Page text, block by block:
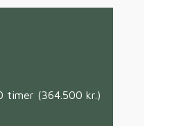
timer (364.500 kr.)